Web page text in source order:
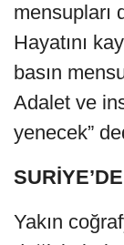
mensupları
Hayatını
basın
Adalet ve
yenecek”
Yakın